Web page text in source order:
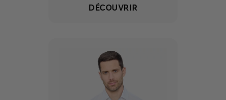
DÉCOUVRIR